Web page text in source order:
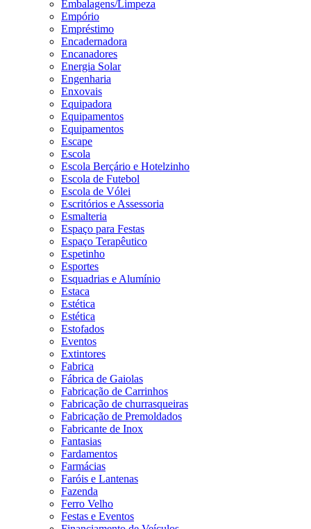
Embalagens/Limpeza
Empório
Empréstimo
Encadernadora
Encanadores
Energia Solar
Engenharia
Enxovais
Equipadora
Equipamentos
Equipamentos
Escape
Escola
Escola Berçário e Hotelzinho
Escola de Futebol
Escola de Vólei
Escritórios e Assessoria
Esmalteria
Espaço para Festas
Espaço Terapêutico
Espetinho
Esportes
Esquadrias e Alumínio
Estaca
Estética
Estética
Estofados
Eventos
Extintores
Fabrica
Fábrica de Gaiolas
Fabricação de Carrinhos
Fabricação de churrasqueiras
Fabricação de Premoldados
Fabricante de Inox
Fantasias
Fardamentos
Farmácias
Faróis e Lantenas
Fazenda
Ferro Velho
Festas e Eventos